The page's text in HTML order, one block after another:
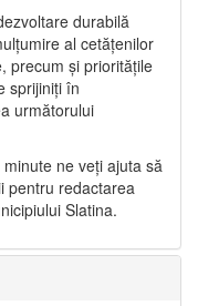
durabilă
al cetățenilor
precum și prioritățile
sprijiniți în
următorului
ne veți ajuta să
pentru redactarea
Slatina.